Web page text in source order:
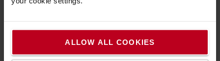
ALLOW ALL COOKIES
prostredia, v ktorom sa vozík používa.
ťažké náklady.
Môže byť vybavený širokými opornými ramenami, ktoré sa
rozprestierajú nad nákladom, čo umožňuje prácu s